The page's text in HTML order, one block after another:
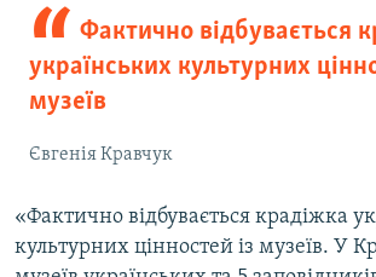
Фактично відбувається
українських культурних
музеїв
Євгенія Кравчук
«Фактично відбувається крадіжка
культурних цінностей із музеїв. У